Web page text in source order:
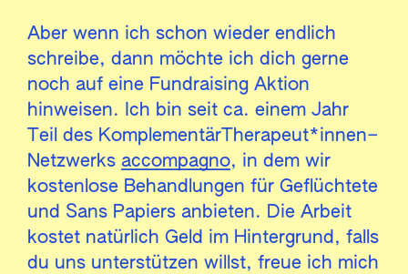
Aber wenn ich schon wieder endlich
schreibe, dann möchte ich dich gerne
noch auf eine Fundraising Aktion
hinweisen. Ich bin seit ca. einem Jahr
Teil des KomplementärTherapeut*innen–
Netzwerks accompagno, in dem wir
kostenlose Behandlungen für Geflüchtete
und Sans Papiers anbieten. Die Arbeit
kostet natürlich Geld im Hintergrund, falls
du uns unterstützen willst, freue ich mich